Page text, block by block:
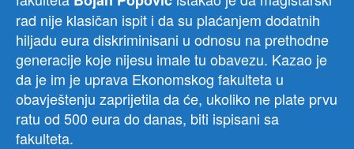
rad nije klasičan ispit i da su plaćanjem dodatnih
hiljadu eura diskriminisani u odnosu na prethodne
generacije koje nijesu imale tu obavezu. Kazao je
da je im je uprava Ekonomskog fakulteta u
obavještenju zaprijetila da će, ukoliko ne plate prvu
ratu od 500 eura do danas, biti ispisani sa
fakulteta.